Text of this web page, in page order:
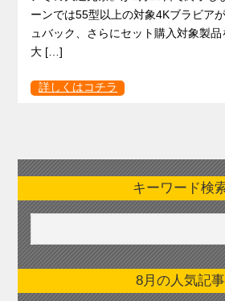
ーンでは55型以上の対象4Kブラビア
ュバック、さらにセット購入対象製
大 […]
詳しくはコチラ
キーワード検
8月の人気記事